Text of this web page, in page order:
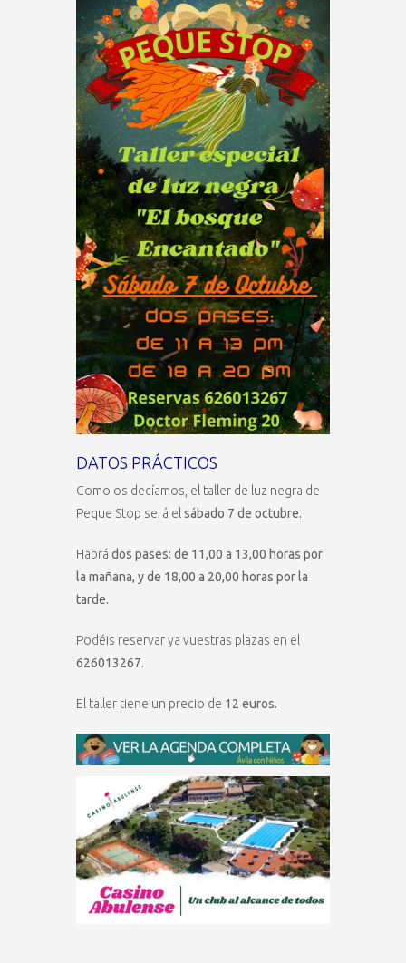
DATOS PRÁCTICOS
Como os decíamos, el taller de luz negra de
Peque Stop será el sábado 7 de octubre.
Habrá dos pases: de 11,00 a 13,00 horas por
la mañana, y de 18,00 a 20,00 horas por la
tarde.
Podéis reservar ya vuestras plazas en el
626013267.
El taller tiene un precio de 12 euros.